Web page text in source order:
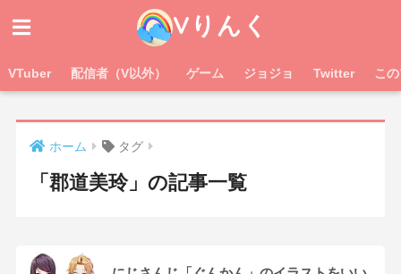
Vりんく
VTuber 配信者（V以外） ゲーム ジョジョ Twitter こ
ホーム タグ
「郡道美玲」の記事一覧